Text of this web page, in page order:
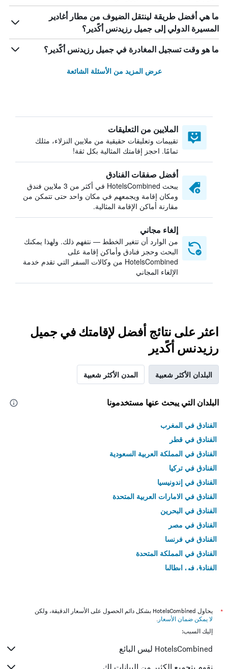
ما هي أفضل طريقة لينتقل الضيوف من مطار أغادير
المسيرة الدولي إلى جميل رزيدنس أكًدير؟
ما هو وقت تسجيل المغادرة في جميل رزيدنس أكًدير؟
عرض المزيد من الأسئلة الشائعة
الملايين من التعليقات
تقييمات وتعليقات حقيقية من ملايين النزلاء، مثلك
تمامًا. احجز إقامتك المثالية بكل ثقة!
أفضل صفقات الفنادق
يبحث HotelsCombined في أكثر من 3 ملايين فندق
ومكان إقامة ويجمعهم في مكان واحد حتى تتمكن من
مقارنة أماكن الإقامة المثالية.
إلغاء مجاني
من الوارد أن تتغير الخطط — نتفهم ذلك. ولهذا يمكنك
البحث وحجز فنادق وأماكن إقامة على
HotelsCombined من وكالات السفر التي تقدم خدمة
الإلغاء المجاني
اعثر على نتائج أفضل لإقامتك في جميل
رزيدنس أكًدير
البلدان الأكثر شعبية المدن الأكثر شعبية
البلدان التي يبحث عنها مستخدمونا
الفنادق في المغرب
الفنادق في قطر
الفنادق في المملكة العربية السعودية
الفنادق في تركيا
الفنادق في إندونيسيا
الفنادق في الامارات العربية المتحدة
الفنادق في البحرين
الفنادق في مصر
الفنادق في فرنسا
الفنادق في المملكة المتحدة
الفنادق في إيطاليا
*
يحاول HotelsCombined بشكل دائم الحصول على الأسعار الدقيقة، ولكن
لا يمكن ضمان الأسعار .
إليك السبب:
HotelsCombined ليس البائع
نقوم بتجميع الكثير من البيانات لك